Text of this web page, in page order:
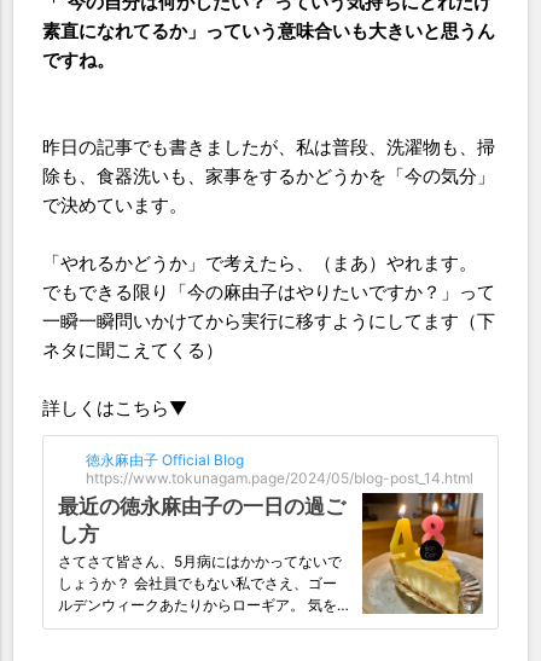
素直になれてるか」っていう意味合いも大きいと思うん
ですね。
昨日の記事でも書きましたが、私は普段、洗濯物も、掃
除も、食器洗いも、家事をするかどうかを「今の気分」
で決めています。
「やれるかどうか」で考えたら、（まあ）やれます。
でもできる限り「今の麻由子はやりたいですか？」って
一瞬一瞬問いかけてから実行に移すようにしてます（下
ネタに聞こえてくる）
詳しくはこちら▼
徳永麻由子 Official Blog
https://www.tokunagam.page/2024/05/blog-post_14.html
最近の徳永麻由子の一日の過ご
し方
さてさて皆さん、5月病にはかかってないで
しょうか？ 会社員でもない私でさえ、ゴー
ルデンウィークあたりからローギア。 気を
抜くとすぐダラダラとしちゃってます。 お